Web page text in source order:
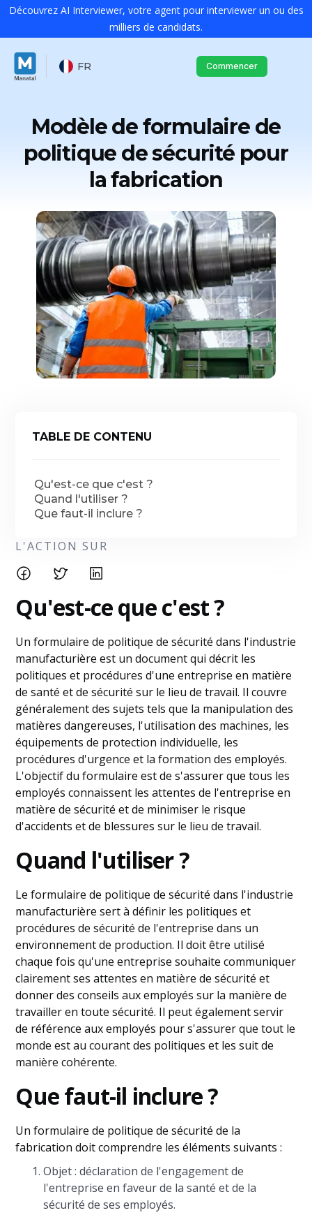
Découvrez AI Interviewer, votre agent pour interviewer un ou des
milliers de candidats.
FR Commencer
Modèle de formulaire de
politique de sécurité pour
la fabrication
TABLE DE CONTENU
Qu'est-ce que c'est ?
Quand l'utiliser ?
Que faut-il inclure ?
L'ACTION SUR
Qu'est-ce que c'est ?
Un formulaire de politique de sécurité dans l'industrie
manufacturière est un document qui décrit les
politiques et procédures d'une entreprise en matière
de santé et de sécurité sur le lieu de travail. Il couvre
généralement des sujets tels que la manipulation des
matières dangereuses, l'utilisation des machines, les
équipements de protection individuelle, les
procédures d'urgence et la formation des employés.
L'objectif du formulaire est de s'assurer que tous les
employés connaissent les attentes de l'entreprise en
matière de sécurité et de minimiser le risque
d'accidents et de blessures sur le lieu de travail.
Quand l'utiliser ?
Le formulaire de politique de sécurité dans l'industrie
manufacturière sert à définir les politiques et
procédures de sécurité de l'entreprise dans un
environnement de production. Il doit être utilisé
chaque fois qu'une entreprise souhaite communiquer
clairement ses attentes en matière de sécurité et
donner des conseils aux employés sur la manière de
travailler en toute sécurité. Il peut également servir
de référence aux employés pour s'assurer que tout le
monde est au courant des politiques et les suit de
manière cohérente.
Que faut-il inclure ?
Un formulaire de politique de sécurité de la
fabrication doit comprendre les éléments suivants :
Objet : déclaration de l'engagement de
l'entreprise en faveur de la santé et de la
sécurité de ses employés.